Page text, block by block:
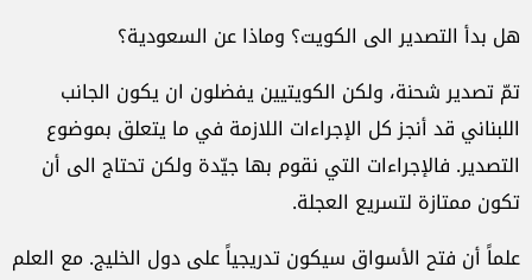
هل بدأ التصدير الى الكويت؟ وماذا عن السعودية؟
تمّ تصدير شحنة، ولكن الكويتيين يفضلون ان يكون الجانب
اللبناني قد أنجز كل الإجراءات اللازمة في ما يتعلق بموضوع
التصدير. فالإجراءات التي نقوم بها جيّدة ولكن تحتاج الى أن
تكون ممتازة لتسريع العجلة.
علماً أن فتح الأسواق سيكون تدريجياً على دول الخليج. مع العلم